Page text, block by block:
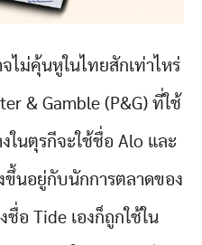
ม่คุ้นหูในไทยสักเท่าไหร่
& Gamble (P&G) ที่ใช้
ในตุรกีจะใช้ชื่อ Alo และ
ขึ้นอยู่กับนักการตลาดของ
อ Tide เองก็ถูกใช้ใน